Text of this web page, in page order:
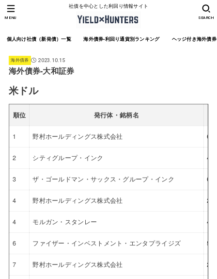
社債を中心とした利回り情報サイト
個人向け社債（新発債）一覧 海外債券-利回り通貨別ランキング ヘッジ付き海外債
SEARCH
MENU
海外債券 2023.10.15
海外債券-大和証券
米ドル
順位 発行体・銘柄名
1 野村ホールディングス株式会社
2 シティグループ・インク
3 ザ・ゴールドマン・サックス・グループ・インク
4 野村ホールディングス株式会社
4 モルガン・スタンレー
6 ファイザー・インベストメント・エンタプライジズ
7 野村ホールディングス株式会社